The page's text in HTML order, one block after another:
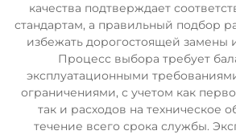
качества подтверждает
стандартам, а правильный подбор
избежать дорогостоящей замены
Процесс выбора требует
эксплуатационными
ограничениями, с учетом как
так и расходов на техническое
течение всего срока службы.